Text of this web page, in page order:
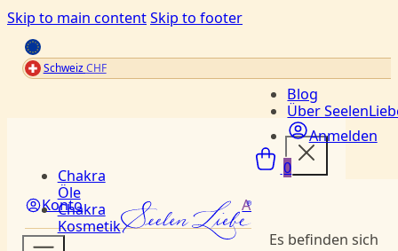
Skip to main contentSkip to footer
SchweizCHF
Chakra
Öle
Chakra
Kosmetik
Blog
Über
Anmelden
0
Es befinden sich
Konto Anmelden